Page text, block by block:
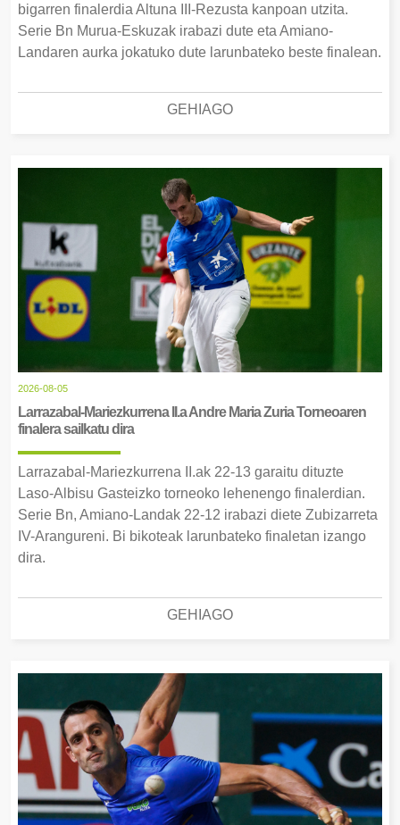
bigarren finalerdia Altuna III-Rezusta kanpoan utzita.
Serie Bn Murua-Eskuzak irabazi dute eta Amiano-
Landaren aurka jokatuko dute larunbateko beste finalean.
GEHIAGO
2026-08-05
Larrazabal-Mariezkurrena II.a Andre Maria Zuria Torneoaren
finalera sailkatu dira
Larrazabal-Mariezkurrena II.ak 22-13 garaitu dituzte
Laso-Albisu Gasteizko torneoko lehenengo finalerdian.
Serie Bn, Amiano-Landak 22-12 irabazi diete Zubizarreta
IV-Arangureni. Bi bikoteak larunbateko finaletan izango
dira.
GEHIAGO